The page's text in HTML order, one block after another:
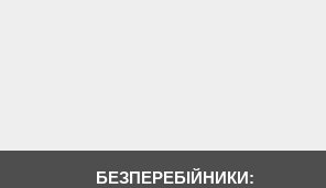
БЕЗПЕРЕБІЙНИКИ: